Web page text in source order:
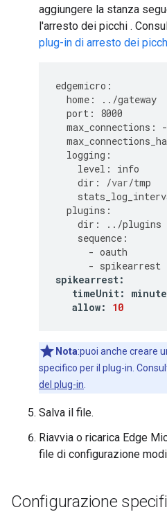
aggiungere la stanza
l'arresto dei picchi .
plug-in di arresto dei
edgemicro :
home : ../gateway
port :
8000
max_connections : -
logging :
level :
info
dir : /var/tmp
plugins :
dir : ../plugins
sequence :
- oauth
- spikearrest
spikearrest:
timeUnit:
minute
allow: 10
Nota:puoi anche creare
specifico per il plug-in.
del plug-in
Salva il file.
Riavvia o ricarica Edge
file di configurazione
Configurazione